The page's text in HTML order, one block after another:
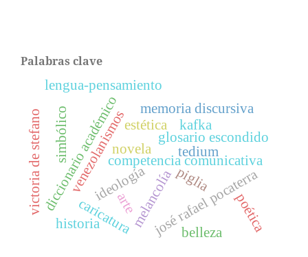
Palabras clave
glosario escondido
competencia comunicativa
ideología
venezolanismos
diccionario académico estética
melancolía
tedium
novela
victoria de stefano
lengua-pensamiento
josé rafael pocaterra
caricatura
memoria discursiva
piglia
kafka
poética
belleza
simbólico
historia
arte